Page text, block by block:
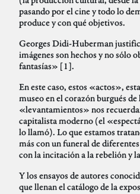
pasando por el cine y todo lo
produce y con qué objetivos.
Georges Didi-Huberman
imágenes son hechos y no sólo
fantasías» [1].
En este caso, estos «actos»,
museo en el corazón burgués
«levantamientos» nos
capitalista moderno (el
lo llamó). Lo que estamos
más con un funeral de
con la incitación a la rebelión y
Y los ensayos de autores
que llenan el catálogo de la